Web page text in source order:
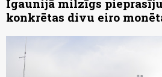
Igaunijā milzīgs
konkrētas divu eiro